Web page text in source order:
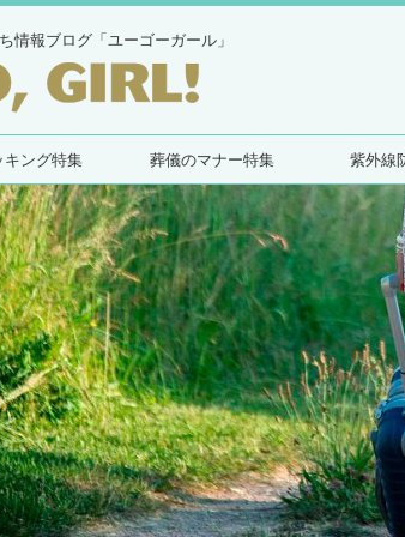
情報ブログ「ユーゴーガール」
キング特集 葬儀のマナー特集 紫外線